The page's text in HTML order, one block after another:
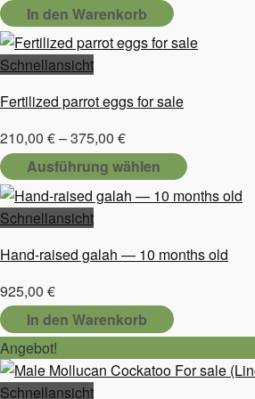
In den Warenkorb
Schnellansicht
Fertilized parrot eggs for sale
210,00 €–375,00 €Preisspanne:
210,00 €
bis
375,00 €
Ausführung wählen
Dieses
Produkt
mehrere
Varianten
auf.
Die
Optionen
können
auf
Schnellansicht
Hand-raised galah — 10 months old
925,00 €
In den Warenkorb
Angebot!
Schnellansicht